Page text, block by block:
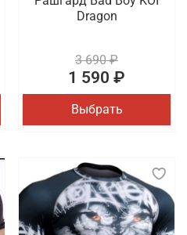
Dragon
3 690 ₽
1 590 ₽
Выбрать